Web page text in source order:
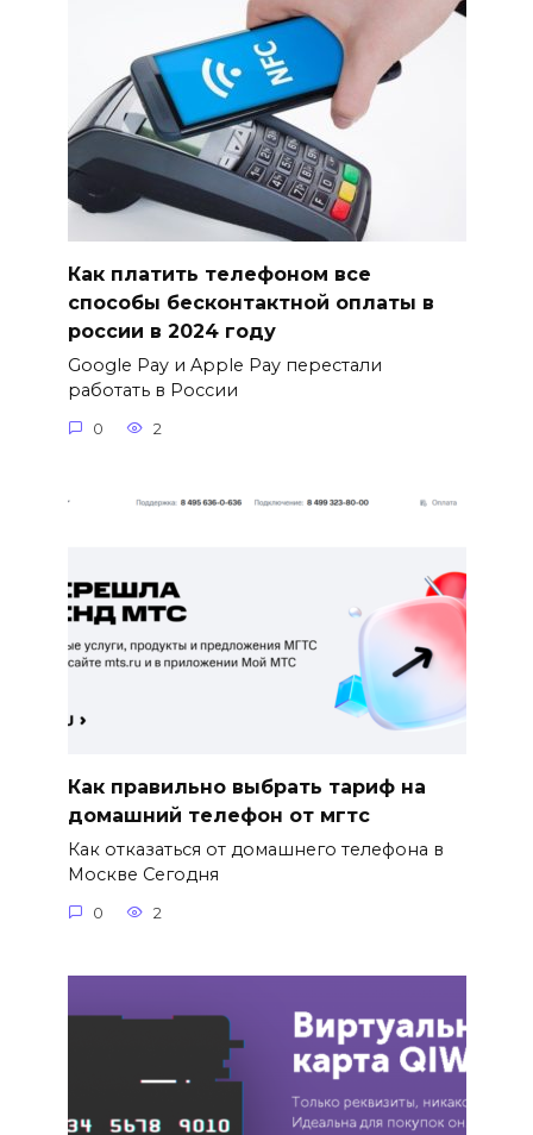
Как платить телефоном все
способы бесконтактной оплаты в
россии в 2024 году
Google Pay и Apple Pay перестали
работать в России
0 2
Как правильно выбрать тариф на
домашний телефон от мгтс
Как отказаться от домашнего телефона в
Москве Сегодня
0 2